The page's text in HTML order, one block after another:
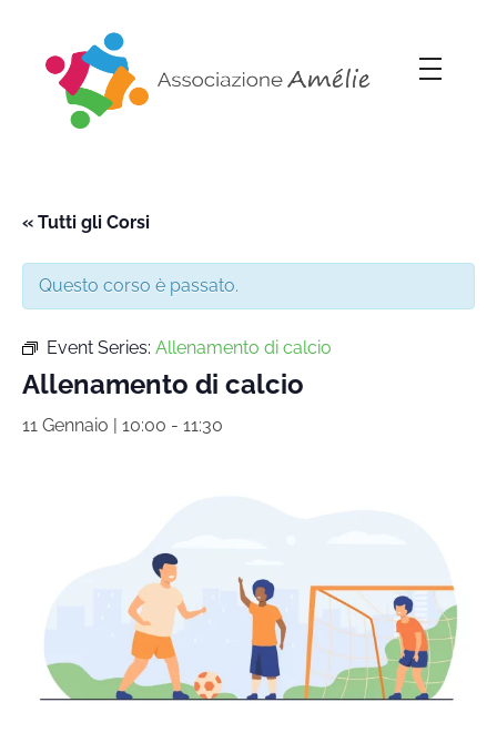
« Tutti gli Corsi
Questo corso è passato.
Event Series: Allenamento di calcio
Allenamento di calcio
11 Gennaio | 10:00 - 11:30